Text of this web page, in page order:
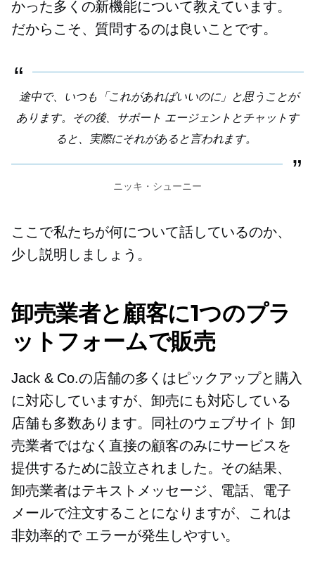
かった多くの新機能について教えています。
だからこそ、質問するのは良いことです。
途中で、いつも「これがあればいいのに」と思うことが
あります。その後、サポート エージェントとチャットす
ると、実際にそれがあると言われます。
ニッキ・シューニー
ここで私たちが何について話しているのか、
少し説明しましょう。
卸売業者と顧客に1つのプラ
ットフォームで販売
Jack & Co.の店舗の多くはピックアップと購入
に対応していますが、卸売にも対応している
店舗も多数あります。同社のウェブサイト 卸
売業者ではなく直接の顧客のみにサービスを
提供するために設立されました。その結果、
卸売業者はテキストメッセージ、電話、電子
メールで注文することになりますが、これは
非効率的で エラーが発生しやすい。